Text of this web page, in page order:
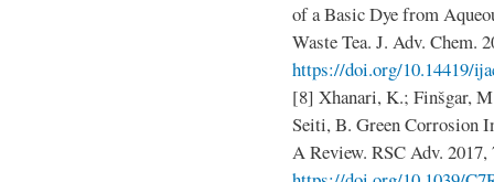
of a Basic Dye from
Waste Tea. J. Adv. Chem.
https://doi.org/10.14419/
[8] Xhanari, K.; Finšgar,
Seiti, B. Green Corrosion
A Review. RSC Adv. 2017,